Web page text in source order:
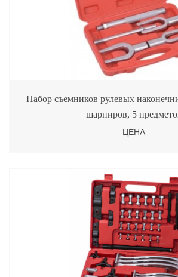
Набор съемников рулевых
шарниров, 5
ЦЕНА